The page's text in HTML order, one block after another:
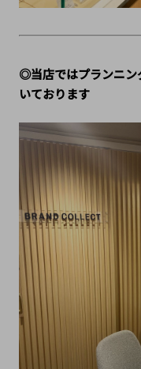
◎当店ではプランニン
いております